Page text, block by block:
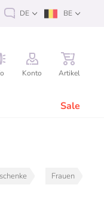
Konto Artikel
Sale
DE BE
Frauen